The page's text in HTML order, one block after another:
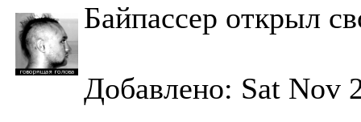
Байпассер открыл
Добавлено: Sat Nov